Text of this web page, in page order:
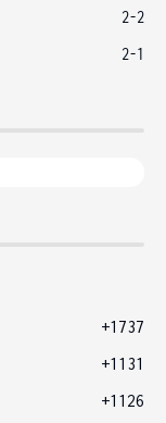
2-2
2-1
+1737
+1131
+1126